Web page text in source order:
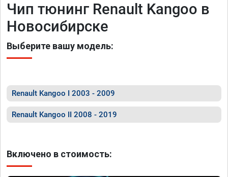
Чип тюнинг Renault Kangoo в
Новосибирске
Выберите вашу модель:
Renault Kangoo I 2003 - 2009
Renault Kangoo II 2008 - 2019
Включено в стоимость: